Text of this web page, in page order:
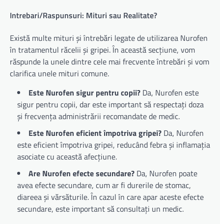
Intrebari/Raspunsuri: Mituri sau Realitate?
Există multe mituri și întrebări legate de utilizarea Nurofen
în tratamentul răcelii și gripei. În această secțiune, vom
răspunde la unele dintre cele mai frecvente întrebări și vom
clarifica unele mituri comune.
Este Nurofen sigur pentru copii? Da, Nurofen este
sigur pentru copii, dar este important să respectați doza
și frecvența administrării recomandate de medic.
Este Nurofen eficient împotriva gripei? Da, Nurofen
este eficient împotriva gripei, reducând febra și inflamația
asociate cu această afecțiune.
Are Nurofen efecte secundare? Da, Nurofen poate
avea efecte secundare, cum ar fi durerile de stomac,
diareea și vărsăturile. În cazul în care apar aceste efecte
secundare, este important să consultați un medic.